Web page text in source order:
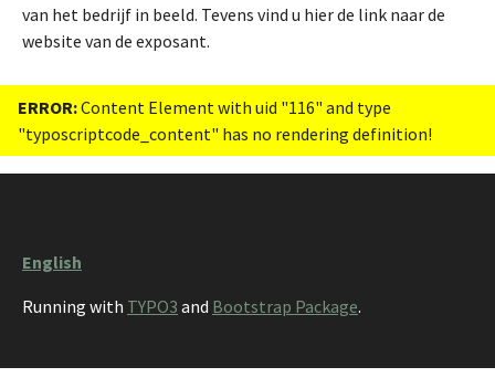
van het bedrijf in beeld. Tevens vind u hier de link naar de
website van de exposant.
ERROR:Content Element with uid "116" and type
"typoscriptcode_content" has no rendering definition!
English
Running with TYPO3 and Bootstrap Package.